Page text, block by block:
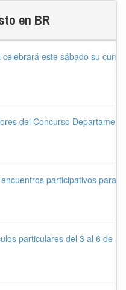
en BR
celebrará este sábado su
del Concurso
participativos para
particulares del 3 al 6 de